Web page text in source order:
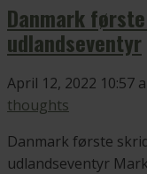
Danmark
udlandseventyr
April 12, 2022 10:57
thoughts
Danmark første
udlandseventyr